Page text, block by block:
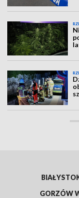
GORZÓW